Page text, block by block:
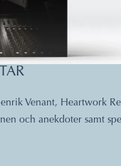
Venant, Heartwork
och anekdoter samt